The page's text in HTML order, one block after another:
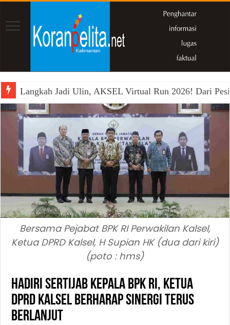
Langkah Jadi Ulin, AKSEL Virtual Run 2026! Dari
Bersama Pejabat BPK RI Perwakilan Kalsel,
Ketua DPRD Kalsel, H Supian HK (dua dari kiri)
(poto : hms)
Hadiri Sertijab Kepala BPK RI, Ketua
DPRD Kalsel Berharap Sinergi Terus
Berlanjut